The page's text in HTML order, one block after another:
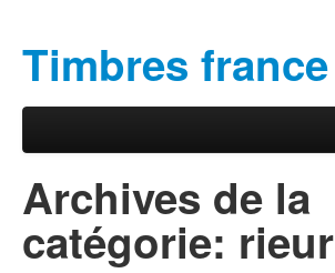
Timbres france
Menu principal
Archives de la
catégorie: rieur